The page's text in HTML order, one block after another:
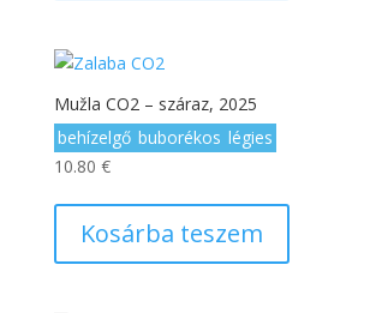
Mužla CO2 – száraz, 2025
behízelgő buborékos légies
10.80 €
Kosárba teszem